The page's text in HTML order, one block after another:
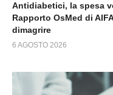
Antidiabetici, la spesa
Rapporto OsMed di
dimagrire
6 AGOSTO 2026